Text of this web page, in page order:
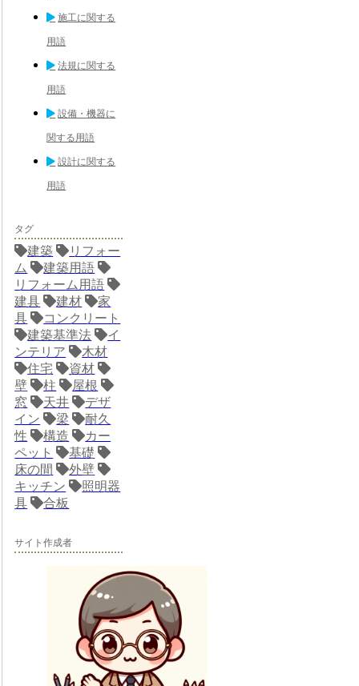
施工に関する
用語
法規に関する
用語
設備・機器に
関する用語
設計に関する
用語
タグ
建築
リフォー
ム
建築用語
リフォーム用語
建具
建材
家
具
コンクリート
建築基準法
イ
ンテリア
木材
住宅
資材
壁
柱
屋根
窓
天井
デザ
イン
梁
耐久
性
構造
カー
ペット
基礎
床の間
外壁
キッチン
照明器
具
合板
サイト作成者